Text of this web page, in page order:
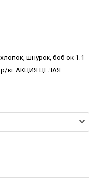
шнурок, боб ок 1.1-
р/кг АКЦИЯ ЦЕЛАЯ